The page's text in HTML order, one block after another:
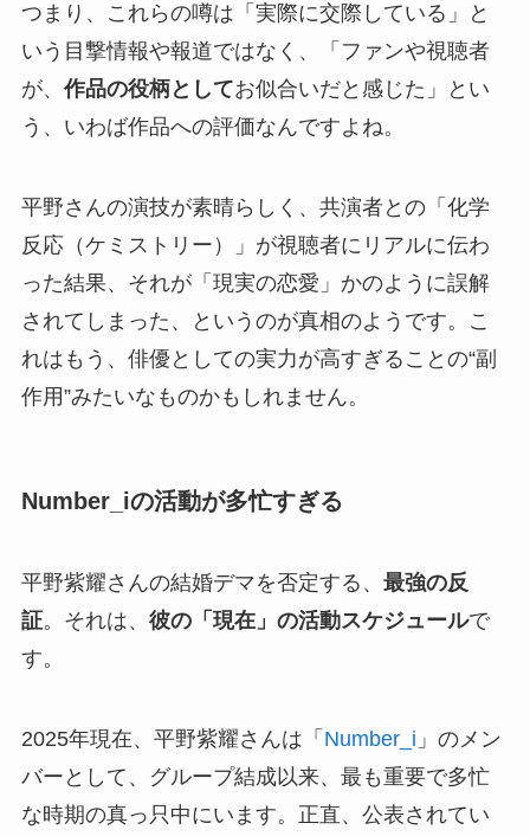
つまり、これらの噂は「実際に交際している」と
いう目撃情報や報道ではなく、
「ファンや視聴者
が、 作品の役柄としてお似合いだと感じた」
とい
う、いわば作品への評価なんですよね。
平野さんの演技が素晴らしく、共演者との「化学
反応（ケミストリー）」が視聴者にリアルに伝わ
った結果、それが「現実の恋愛」かのように誤解
されてしまった、というのが真相のようです。こ
れはもう、俳優としての実力が高すぎることの“副
作用”みたいなものかもしれません。
Number_iの活動が多忙すぎる
平野紫耀さんの結婚デマを否定する、 最強の反
証。それは、 彼の「現在」の活動スケジュールで
す。
2025年現在、平野紫耀さんは「 Number_i 」のメン
バーとして、グループ結成以来、最も重要で多忙
な時期の真っ只中にいます。正直、公表されてい